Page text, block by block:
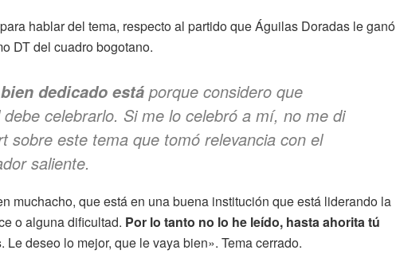
hablar del tema, respecto al partido que Águilas Doradas le ganó
DT del cuadro bogotano.
dedicado está porque considero que
celebrarlo. Si me lo celebró a mí, no me di
sobre este tema que tomó relevancia con el
saliente.
muchacho, que está en una buena institución que está liderando la
o alguna dificultad. Por lo tanto no lo he leído, hasta ahorita tú
. Le deseo lo mejor, que le vaya bien». Tema cerrado.